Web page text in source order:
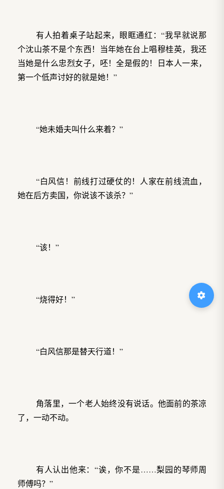
有人拍着桌子站起来，眼眶通红：“我早就说那
个沈山茶不是个东西！当年她在台上唱穆桂英，我还
当她是什么忠烈女子，呸！全是假的！日本人一来，
第一个低声讨好的就是她！”
“她未婚夫叫什么来着？”
“白风信！前线打过硬仗的！人家在前线流血，
她在后方卖国，你说该不该杀？”
“该！”
“烧得好！”
“白风信那是替天行道！”
角落里，一个老人始终没有说话。他面前的茶凉
了，一动不动。
有人认出他来：“诶，你不是……梨园的琴师周
师傅吗？”